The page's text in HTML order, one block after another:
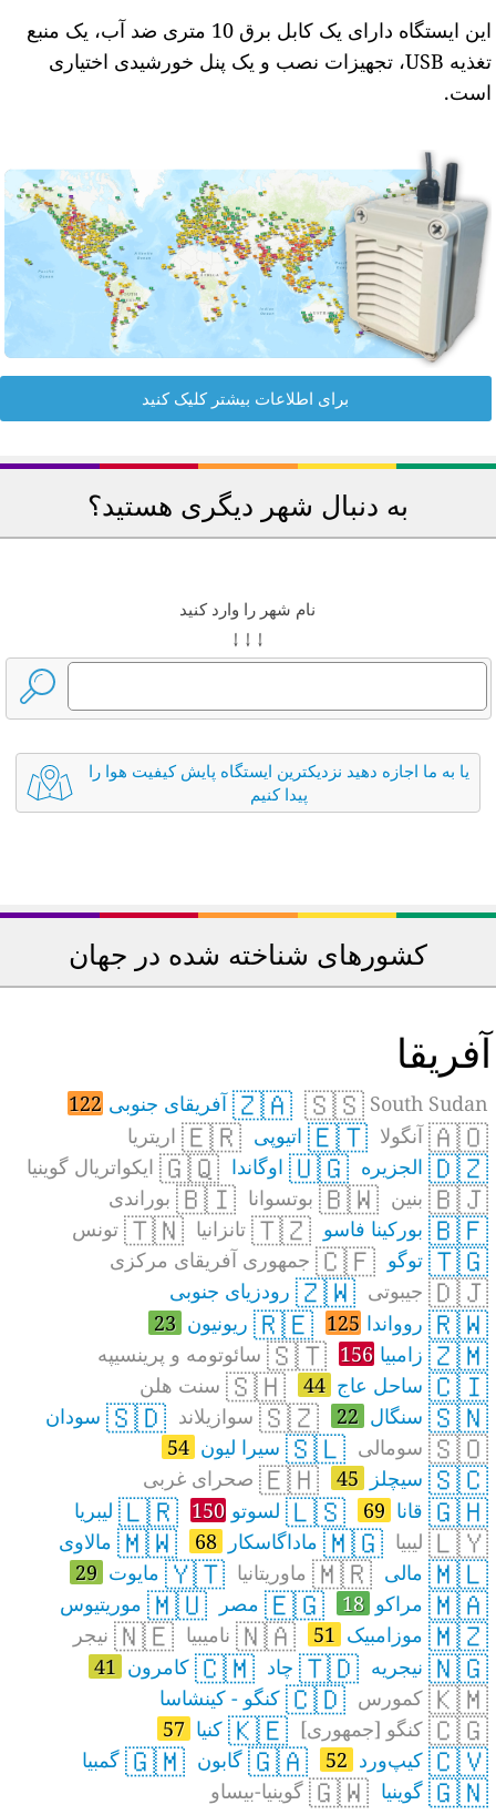
این ایستگاه دارای یک کابل برق 10 متری ضد آب، یک منبع
تغذیه USB، تجهیزات نصب و یک پنل خورشیدی اختیاری
است.
برای اطلاعات بیشتر کلیک کنید
به دنبال شهر دیگری هستید؟
نام شهر را وارد کنید
↓ ↓ ↓
یا به ما اجازه دهید نزدیکترین ایستگاه پایش کیفیت هوا را
پیدا کنیم
کشورهای شناخته شده در جهان
آفریقا
🇸🇸 South Sudan
🇿🇦آفریقای جنوبی 122
🇦🇴آنگولا 🇪🇹اتیوپی 🇪🇷اریتریا
🇩🇿الجزیره 🇺🇬اوگاندا 🇬🇶ایکواتریال گوینیا
🇧🇯بنین 🇧🇼بوتسوانا 🇧🇮بوراندی
🇧🇫بورکینا فاسو 🇹🇿تانزانیا 🇹🇳تونس
🇹🇬توگو 🇨🇫جمهوری آفریقای مرکزی
🇩🇯جیبوتی 🇿🇼رودزیای جنوبی
🇷🇼روواندا 125
🇷🇪ریونیون 23
🇿🇲زامبیا 156
🇸🇹سائوتومه و پرینسیپه
🇨🇮ساحل عاج 44
🇸🇭سنت هلن
🇸🇳سنگال 22
🇸🇿سوازیلاند 🇸🇩سودان
🇸🇴سومالی 🇸🇱سیرا لیون 54
🇸🇨سیچلز 45
🇪🇭صحرای غربی
🇬🇭قانا 69
🇱🇸لسوتو 150
🇱🇷لیبریا
🇱🇾لیبیا 🇲🇬ماداگاسکار 68
🇲🇼مالاوی
🇲🇱مالی 🇲🇷ماوریتانیا 🇾🇹مایوت 29
🇲🇦مراکو 18
🇪🇬مصر 🇲🇺موریتیوس
🇲🇿موزامبیک 51
🇳🇦نامیبیا 🇳🇪نیجر
🇳🇬نیجریه 🇹🇩چاد 🇨🇲کامرون 41
🇰🇲کمورس 🇨🇩کنگو - کینشاسا
🇨🇬کنگو [جمهوری] 🇰🇪کنیا 57
🇨🇻کیپ‌ورد 52
🇬🇦گابون 🇬🇲گمبیا
🇬🇳گوینیا 🇬🇼گوینیا-بیساو